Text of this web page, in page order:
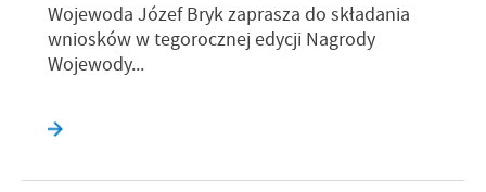
Wojewoda Józef Bryk zaprasza do składania
wniosków w tegorocznej edycji Nagrody
Wojewody...